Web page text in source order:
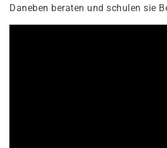
Daneben beraten und schulen sie